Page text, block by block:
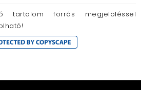
tartalom forrás megjelöléssel